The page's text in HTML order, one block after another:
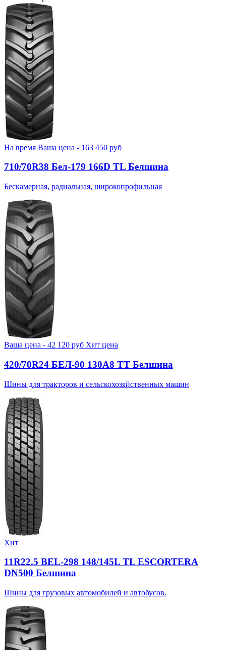
На время Ваша цена - 163 450 руб
710/70R38 Бел-179 166D TL Белшина
Бескамерная, радиальная, широкопрофильная
Ваша цена - 42 120 руб Хит цена
420/70R24 БЕЛ-90 130А8 TT Белшина
Шины для тракторов и сельскохозяйственных машин
Хит
11R22.5 BEL-298 148/145L TL ESCORTERA
DN500 Белшина
Шины для грузовых автомобилей и автобусов.